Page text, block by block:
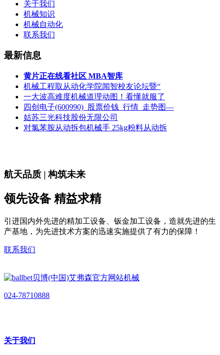
关于我们
机械知识
机械自动化
联系我们
最新信息
黄片正在线看社区 MBA智库
机械工程取从动化学院闻智校友论坛暨“
一大波高难度机械道理动图！看懂就服了
四创电子(600990)_股票价钱_行情_走势图—
姑苏三光科技股份无限公司
对氯苯胺从动拆包机械手 25kg粉料从动拆
航天品质 | 构筑未来
领先设备 精益求精
引进国内外先进的精加工设备、钣金加工设备，造就先进的生
产基地，为先进技术方案的迅速实施提供了有力的保障！
联系我们
024-78710888
关于我们